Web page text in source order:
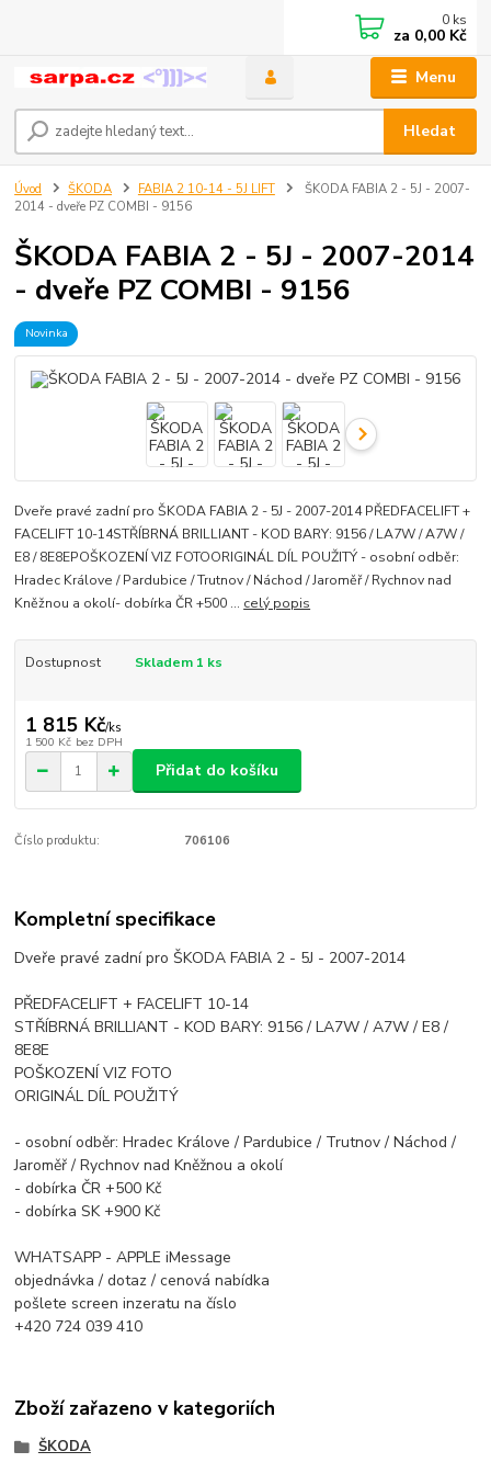
Menu
Hledat
0 ks
za 0,00 Kč
Úvod ŠKODA FABIA 2 10-14 - 5J LIFT
ŠKODA FABIA 2 - 5J - 2007-
2014 - dveře PZ COMBI - 9156
ŠKODA FABIA 2 - 5J - 2007-2014
- dveře PZ COMBI - 9156
Novinka
Dveře pravé zadní pro ŠKODA FABIA 2 - 5J - 2007-2014 PŘEDFACELIFT +
FACELIFT 10-14STŘÍBRNÁ BRILLIANT - KOD BARY: 9156 / LA7W / A7W /
E8 / 8E8EPOŠKOZENÍ VIZ FOTOORIGINÁL DÍL POUŽITÝ - osobní odběr:
Hradec Králove / Pardubice / Trutnov / Náchod / Jaroměř / Rychnov nad
Kněžnou a okolí- dobírka ČR +500 ... celý popis
Dostupnost Skladem 1 ks
1 815 Kč/ks
1 500 Kč bez DPH
Přidat do košíku
Číslo produktu: 706106
Kompletní specifikace
Dveře pravé zadní pro ŠKODA FABIA 2 - 5J - 2007-2014
PŘEDFACELIFT + FACELIFT 10-14
STŘÍBRNÁ BRILLIANT - KOD BARY: 9156 / LA7W / A7W / E8 /
8E8E
POŠKOZENÍ VIZ FOTO
ORIGINÁL DÍL POUŽITÝ
- osobní odběr: Hradec Králove / Pardubice / Trutnov / Náchod /
Jaroměř / Rychnov nad Kněžnou a okolí
- dobírka ČR +500 Kč
- dobírka SK +900 Kč
WHATSAPP - APPLE iMessage
objednávka / dotaz / cenová nabídka
pošlete screen inzeratu na číslo
+420 724 039 410
Zboží zařazeno v kategoriích
ŠKODA